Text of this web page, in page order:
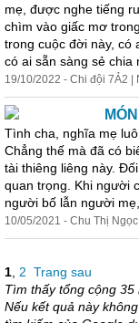
mẹ, được nghe tiếng
chìm vào giấc mơ
trong cuộc đời này, có
có ai sẵn sàng sẻ chia
19/10/2022 - Chi đội 7Ả2 |
Tình cha, nghĩa mẹ
Chẳng thế mà đã có
tài thiêng liêng này.
quan trọng. Khi người
người bố lẫn người
10/05/2021 - Chu Thị
1 2 Trang sau
Tìm thấy tổng cộng 35
Nếu kết quả này